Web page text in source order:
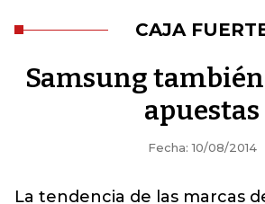
CAJA
Samsung
apuestas
Fecha: 10/08/2014
La tendencia de las marcas